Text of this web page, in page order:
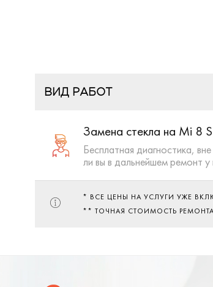
ВИД РАБОТ
Замена стекла на Mi 8
Бесплатная диагностика,
ли вы в дальнейшем ремонт у
* ВСЕ ЦЕНЫ НА УСЛУГИ УЖЕ
** ТОЧНАЯ СТОИМОСТЬ